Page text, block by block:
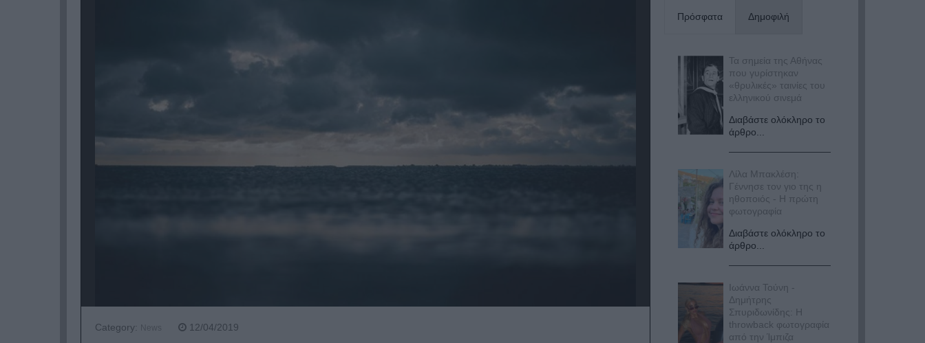
Category: News 12/04/2019
Πρόσφατα Δημοφιλή
Τα σημεία της Αθήνας
που γυρίστηκαν
«θρυλικές» ταινίες του
ελληνικού σινεμά
Διαβάστε ολόκληρο το
άρθρο...
Λίλα Μπακλέση:
Γέννησε τον γιο της η
ηθοποιός - Η πρώτη
φωτογραφία
Διαβάστε ολόκληρο το
άρθρο...
Ιωάννα Τούνη -
Δημήτρης
Σπυριδωνίδης: Η
throwback φωτογραφία
από την Ίμπιζα